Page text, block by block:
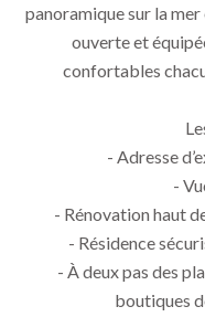
panoramique sur la mer
ouverte et
confortables
- Adresse
-
- Rénovation haut
- Résidence
- À deux pas des
boutiques